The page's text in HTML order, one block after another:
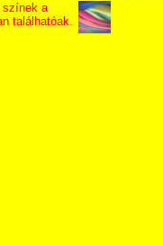
színek a
találhatóak.